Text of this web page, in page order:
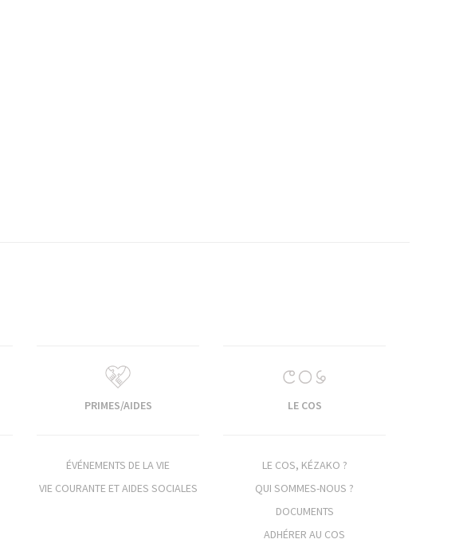
PRIMES/AIDES
ÉVÉNEMENTS DE LA VIE
VIE COURANTE ET AIDES SOCIALES
LE COS
LE COS, KÉZAKO ?
QUI SOMMES-NOUS ?
DOCUMENTS
ADHÉRER AU COS